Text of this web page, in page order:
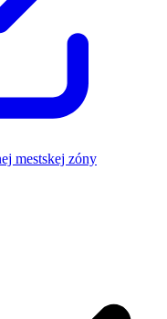
mestskej zóny